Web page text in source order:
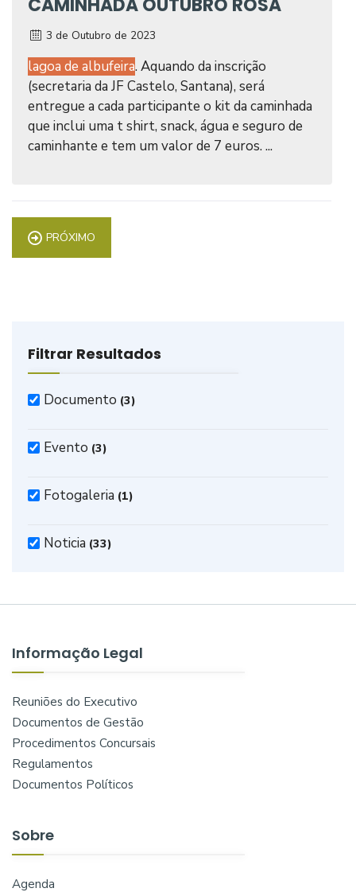
CAMINHADA OUTUBRO ROSA
3 de Outubro de 2023
lagoa de albufeira. Aquando da inscrição
(secretaria da JF Castelo, Santana), será
entregue a cada participante o kit da caminhada
que inclui uma t shirt, snack, água e seguro de
caminhante e tem um valor de 7 euros. ...
PRÓXIMO
Filtrar Resultados
Documento (3)
Evento (3)
Fotogaleria (1)
Noticia (33)
Informação Legal
Reuniões do Executivo
Documentos de Gestão
Procedimentos Concursais
Regulamentos
Documentos Políticos
Sobre
Agenda